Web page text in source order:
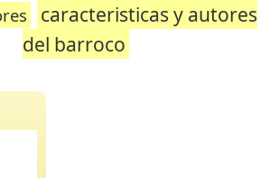
caracteristicas y autores
del barroco